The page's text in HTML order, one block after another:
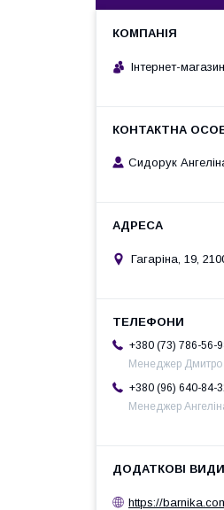
Інтернет-
Сидорук
Гагаріна, 19,
+380 (73) 786-56-
Менеджер Дмитро
+380 (96) 640-84-
Менеджер
https://